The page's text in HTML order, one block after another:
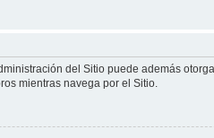
del Sitio puede además
mientras navega por el Sitio.